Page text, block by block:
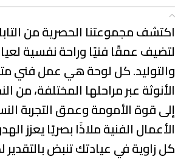
اكتشف مجموعتنا الحصرية من
لتضيف عمقًا فنيًا وراحة نفسية
والتوليد. كل لوحة هيعمل فني
الأنوثة عبر مراحلها المختلفة، من
إلى قوة الأمومة وعمق التجربة
الأعمال الفنيةملاذًا بصريًايعزز
كل زاوية في عيادتك تنبض بالتقدير